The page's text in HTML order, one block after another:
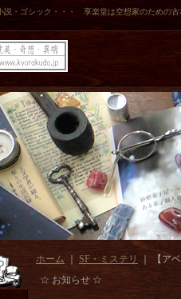
説・ゴシック・・・ 享楽堂は空想家のための古
ホーム SF・ミステリ
【ア
☆ お知らせ ☆